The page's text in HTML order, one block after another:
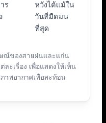
ณ์ของสายฝนและแก่น
ะเรื่อง เพื่อแสดงให้เห็น
าพอากาศเพื่อสะท้อน
ร
หวังได้แม้ใน
วันที่มืดมน
ที่สุด